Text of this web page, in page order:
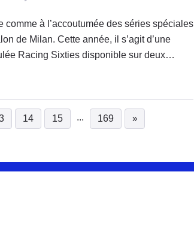
comme à l’accoutumée des séries spéciales
de Milan. Cette année, il s’agit d’une
Racing Sixties disponible sur deux
par des coloris spécifiques.
14 15 ... 169 »